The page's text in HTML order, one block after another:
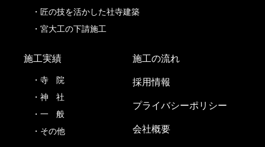
匠の技を活かした社寺建築
宮大工の下請施工
施工実績
寺
院
神
社
一
般
その他
施工の流れ
採用情報
プライバシーポリシー
会社概要